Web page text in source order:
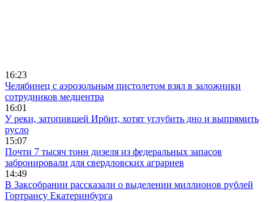
16:23
Челябинец с аэрозольным пистолетом взял в заложники
сотрудников медцентра
16:01
У реки, затопившей Ирбит, хотят углубить дно и выпрямить
русло
15:07
Почти 7 тысяч тонн дизеля из федеральных запасов
забронировали для свердловских аграриев
14:49
В Заксобрании рассказали о выделении миллионов рублей
Гортрансу Екатеринбурга